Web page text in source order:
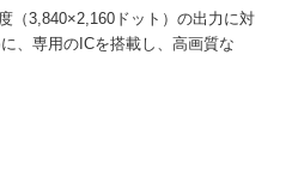
（3,840×2,160ドット）の出力に対
、専用のICを搭載し、高画質な